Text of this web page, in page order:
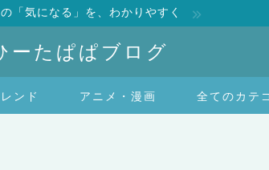
「気になる」を、わかりやすく
ーたぱぱブログ
ンド アニメ・漫画 全てのカテ